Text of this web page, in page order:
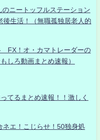
ニートッフルステーション
後生活！（無職孤独居老人的
FX！オ・カマトレーダーの
しろ動画まとめ速報）
てるまとめ速報！！激しく
ネエ！こじらせ！50独身処